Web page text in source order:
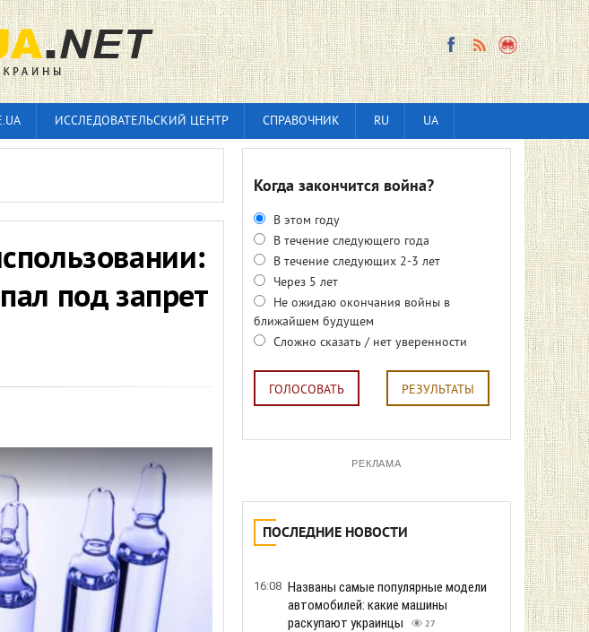
ИССЛЕДОВАТЕЛЬСКИЙ ЦЕНТР СПРАВОЧНИК RU UA
под запрет
Когда закончится война?
В этом году
В течение следующего года
В течение следующих 2-3 лет
Через 5 лет
Не ожидаю окончания войны в
ближайшем будущем
Сложно сказать / нет уверенности
ГОЛОСОВАТЬ РЕЗУЛЬТАТЫ
РЕКЛАМА
ПОСЛЕДНИЕ НОВОСТИ
16:08 Названы самые популярные модели
автомобилей: какие машины
раскупают украинцы
27